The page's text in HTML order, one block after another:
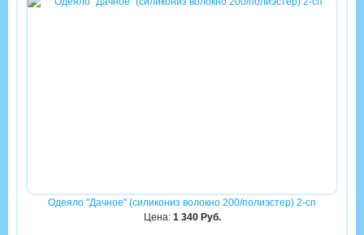
Одеяло "Дачное" (силикониз волокно 200/полиэстер) 2-сп
Цена: 1 340 Руб.